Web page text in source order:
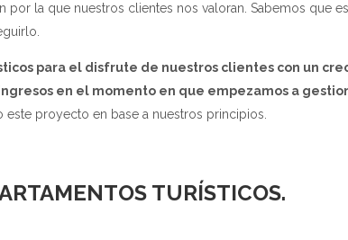
por la que nuestros clientes nos valoran. Sabemos que
para el disfrute de nuestros clientes con un
en el momento en que empezamos a
proyecto en base a nuestros principios.
TURÍSTICOS.